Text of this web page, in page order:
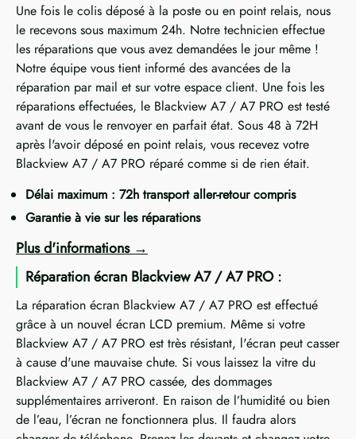
Une fois le colis déposé à la poste ou en point relais, nous
le recevons sous maximum 24h. Notre technicien effectue
les réparations que vous avez demandées le jour même !
Notre équipe vous tient informé des avancées de la
réparation par mail et sur votre espace client. Une fois les
réparations effectuées, le Blackview A7 / A7 PRO est testé
avant de vous le renvoyer en parfait état. Sous 48 à 72H
après l'avoir déposé en point relais, vous recevez votre
Blackview A7 / A7 PRO réparé comme si de rien était.
Délai maximum : 72h transport aller-retour compris
Garantie à vie sur les réparations
Plus d'informations
Réparation écran Blackview A7 / A7 PRO :
La réparation écran Blackview A7 / A7 PRO est effectué
grâce à un nouvel écran LCD premium. Même si votre
Blackview A7 / A7 PRO est très résistant, l'écran peut casser
à cause d'une mauvaise chute. Si vous laissez la vitre du
Blackview A7 / A7 PRO cassée, des dommages
supplémentaires arriveront. En raison de l’humidité ou bien
de l’eau, l’écran ne fonctionnera plus. Il faudra alors